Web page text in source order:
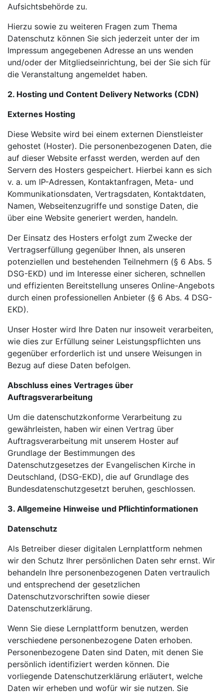
Aufsichtsbehörde zu.
Hierzu sowie zu weiteren Fragen zum Thema
Datenschutz können Sie sich jederzeit unter der im
Impressum angegebenen Adresse an uns wenden
und/oder der Mitgliedseinrichtung, bei der Sie sich für
die Veranstaltung angemeldet haben.
2. Hosting und Content Delivery Networks (CDN)
Externes Hosting
Diese Website wird bei einem externen Dienstleister
gehostet (Hoster). Die personenbezogenen Daten, die
auf dieser Website erfasst werden, werden auf den
Servern des Hosters gespeichert. Hierbei kann es sich
v. a. um IP-Adressen, Kontaktanfragen, Meta- und
Kommunikationsdaten, Vertragsdaten, Kontaktdaten,
Namen, Webseitenzugriffe und sonstige Daten, die
über eine Website generiert werden, handeln.
Der Einsatz des Hosters erfolgt zum Zwecke der
Vertragserfüllung gegenüber Ihnen, als unseren
potenziellen und bestehenden Teilnehmern (§ 6 Abs. 5
DSG-EKD) und im Interesse einer sicheren, schnellen
und effizienten Bereitstellung unseres Online-Angebots
durch einen professionellen Anbieter (§ 6 Abs. 4 DSG-
EKD).
Unser Hoster wird Ihre Daten nur insoweit verarbeiten,
wie dies zur Erfüllung seiner Leistungspflichten uns
gegenüber erforderlich ist und unsere Weisungen in
Bezug auf diese Daten befolgen.
Abschluss eines Vertrages über
Auftragsverarbeitung
Um die datenschutzkonforme Verarbeitung zu
gewährleisten, haben wir einen Vertrag über
Auftragsverarbeitung mit unserem Hoster auf
Grundlage der Bestimmungen des
Datenschutzgesetzes der Evangelischen Kirche in
Deutschland, (DSG-EKD), die auf Grundlage des
Bundesdatenschutzgesetzt beruhen, geschlossen.
3. Allgemeine Hinweise und Pflichtinformationen
Datenschutz
Als Betreiber dieser digitalen Lernplattform nehmen
wir den Schutz Ihrer persönlichen Daten sehr ernst. Wir
behandeln Ihre personenbezogenen Daten vertraulich
und entsprechend der gesetzlichen
Datenschutzvorschriften sowie dieser
Datenschutzerklärung.
Wenn Sie diese Lernplattform benutzen, werden
verschiedene personenbezogene Daten erhoben.
Personenbezogene Daten sind Daten, mit denen Sie
persönlich identifiziert werden können. Die
vorliegende Datenschutzerklärung erläutert, welche
Daten wir erheben und wofür wir sie nutzen. Sie